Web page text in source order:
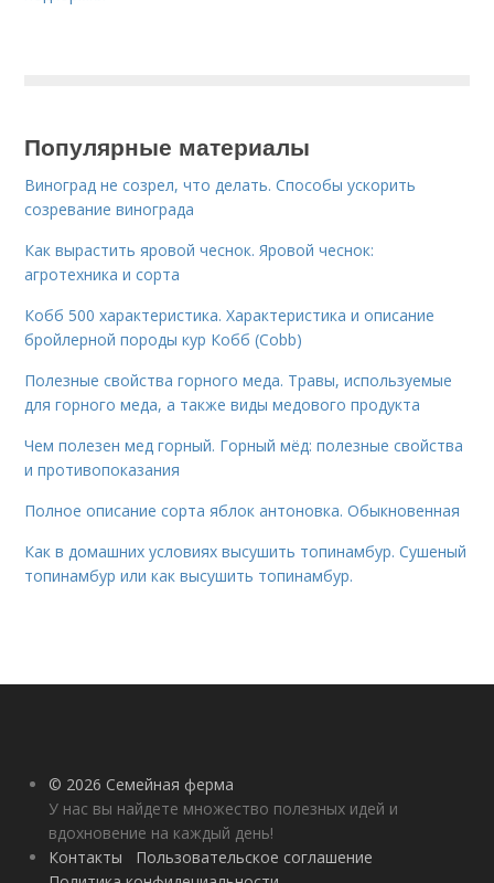
Популярные материалы
Виноград не созрел, что делать. Способы ускорить
созревание винограда
Как вырастить яровой чеснок. Яровой чеснок:
агротехника и сорта
Кобб 500 характеристика. Характеристика и описание
бройлерной породы кур Кобб (Cobb)
Полезные свойства горного меда. Травы, используемые
для горного меда, а также виды медового продукта
Чем полезен мед горный. Горный мёд: полезные свойства
и противопоказания
Полное описание сорта яблок антоновка. Обыкновенная
Как в домашних условиях высушить топинамбур. Сушеный
топинамбур или как высушить топинамбур.
© 2026 Семейная ферма
У нас вы найдете множество полезных идей и
вдохновение на каждый день!
Контакты
Пользовательское соглашение